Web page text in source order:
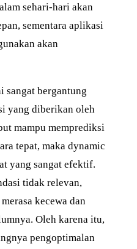
sehari-hari akan
sementara aplikasi
akan
sangat bergantung
yang diberikan oleh
mampu memprediksi
tepat, maka dynamic
yang sangat efektif.
tidak relevan,
kecewa dan
Oleh karena itu,
pengoptimalan